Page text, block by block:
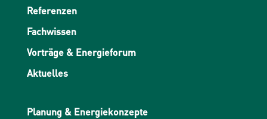
Referenzen
Fachwissen
Vorträge & Energieforum
Aktuelles
Planung & Energiekonzepte